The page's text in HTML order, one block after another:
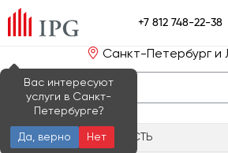
+7 812 748-22-38
Санкт-Петербург и
Вас интересуют
услуги в Санкт-
Петербурге?
Да, верно Нет
ОФИСНАЯ НЕДВИЖИМОСТЬ